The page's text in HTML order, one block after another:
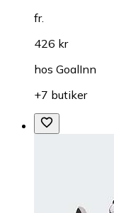
fr.
426 kr
hos GoalInn
+7 butiker